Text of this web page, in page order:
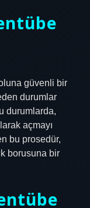
güvenli bir
durumlar
durumlarda,
açmayı
bu prosedür,
borusuna bir